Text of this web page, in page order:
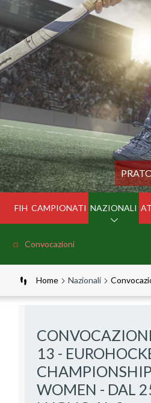
FIH CAMPIONATI NAZIONALI
Convocazioni
Home Nazionali
13 -
WOMEN - DAL